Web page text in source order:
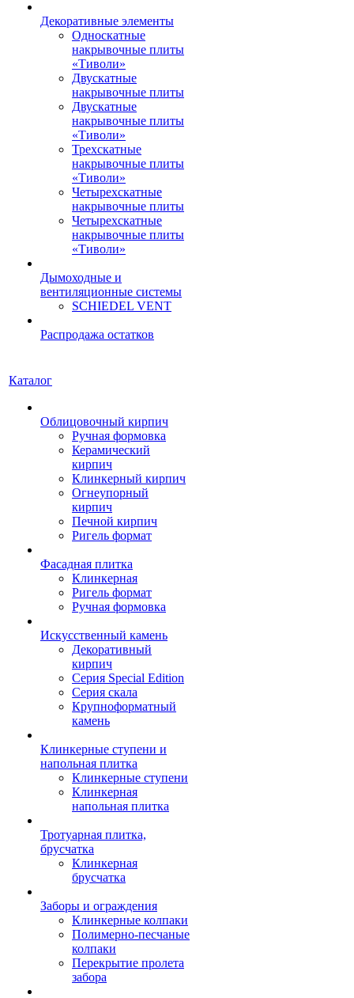
Декоративные элементы
Односкатные
накрывочные плиты
«Тиволи»
Двускатные
накрывочные плиты
Двускатные
накрывочные плиты
«Тиволи»
Трехскатные
накрывочные плиты
«Тиволи»
Четырехскатные
накрывочные плиты
Четырехскатные
накрывочные плиты
«Тиволи»
Дымоходные и
вентиляционные системы
SCHIEDEL VENT
Распродажа остатков
Каталог
Облицовочный кирпич
Ручная формовка
Керамический
кирпич
Клинкерный кирпич
Огнеупорный
кирпич
Печной кирпич
Ригель формат
Фасадная плитка
Клинкерная
Ригель формат
Ручная формовка
Искусственный камень
Декоративный
кирпич
Серия Special Edition
Серия скала
Крупноформатный
камень
Клинкерные ступени и
напольная плитка
Клинкерные ступени
Клинкерная
напольная плитка
Тротуарная плитка,
брусчатка
Клинкерная
брусчатка
Заборы и ограждения
Клинкерные колпаки
Полимерно-песчаные
колпаки
Перекрытие пролета
забора